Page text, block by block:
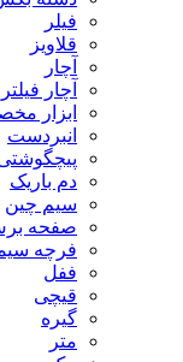
فیلر
قلاویز
آچار
آچار فیلتر
ابزار
انبردست
دم باریک
سیم چین
صفحه
فرچه
ففل
قیچی
گیره
متر